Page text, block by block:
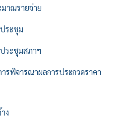
าณรายจ่าย
ระชุม
ระชุมสภาฯ
รพิจารณาผลการประกวดราคา
ง